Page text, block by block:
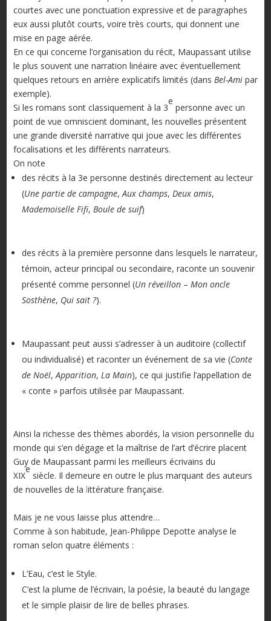
courtes avec une ponctuation expressive et de paragraphes
eux aussi plutôt courts, voire très courts, qui donnent une
mise en page aérée.
En ce qui concerne l’organisation du récit, Maupassant utilise
le plus souvent une narration linéaire avec éventuellement
quelques retours en arrière explicatifs limités (dans Bel-Amipar
exemple).
Si les romans sont classiquement à la 3
e
personne avec un
point de vue omniscient dominant, les nouvelles présentent
une grande diversité narrative qui joue avec les différentes
focalisations et les différents narrateurs.
On note
des récits à la 3e personne destinés directement au lecteur
(Une partie de campagne,Aux champs, Deux amis,
Mademoiselle Fifi, Boule de suif)
des récits à la première personne dans lesquels le narrateur,
témoin, acteur principal ou secondaire, raconte un souvenir
présenté comme personnel (Un réveillon– Mon oncle
Sosthène, Qui sait ?).
Maupassant peut aussi s’adresser à un auditoire (collectif
ou individualisé) et raconter un événement de sa vie (Conte
de Noël,Apparition, La Main), ce qui justifie l’appellation de
« conte » parfois utilisée par Maupassant.
Ainsi la richesse des thèmes abordés, la vision personnelle du
monde qui s’en dégage et la maîtrise de l’art d’écrire placent
Guy de Maupassant parmi les meilleurs écrivains du
XIX
e
siècle. Il demeure en outre le plus marquant des auteurs
de nouvelles de la littérature française.
Mais je ne vous laisse plus attendre…
Comme à son habitude, Jean-Philippe Depotte analyse le
roman selon quatre éléments :
L’Eau, c’est le Style.
C’est la plume de l’écrivain, la poésie, la beauté du langage
et le simple plaisir de lire de belles phrases.